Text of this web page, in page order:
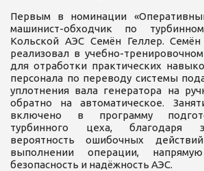
Первым в номинации
машинист-обходчик по
Кольской АЭС Семён Геллер.
реализовал в учебно-
для отработки практических
персонала по переводу системы
уплотнения вала генератора на
обратно на автоматическое.
включено в программу
турбинного цеха, благодаря
вероятность ошибочных
выполнении операции,
безопасность и надёжность АЭС.